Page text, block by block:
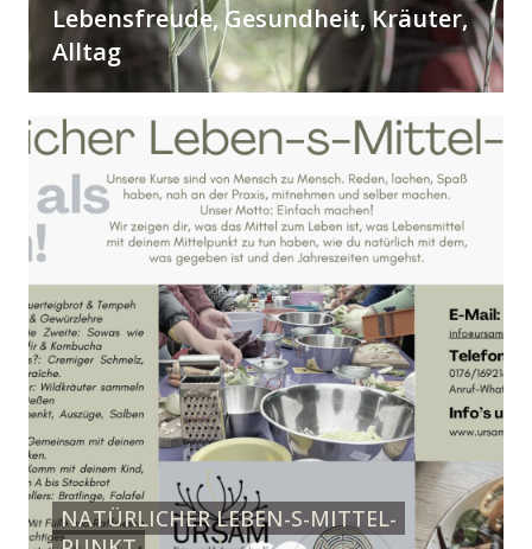
Lebensfreude, Gesundheit, Kräuter,
Alltag
NATÜRLICHER LEBEN-S-MITTEL-